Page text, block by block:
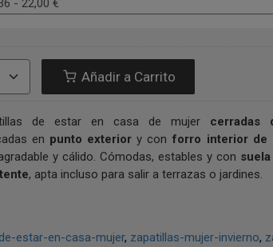
Añadir a Carrito
de estar en casa de mujer cerradas
en punto exteriory con forro interior de
y cálido. Cómodas, estables y con
, apta incluso para salir a terrazas o jardines.
estar-en-casa-mujer zapatillas-mujer-invierno